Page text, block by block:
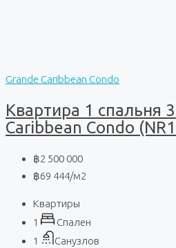
Grande Caribbean Condo
Квартира 1 спальня
Caribbean Condo
฿2 500 000
฿69 444/м2
Квартиры
1
Спален
1
Санузлов